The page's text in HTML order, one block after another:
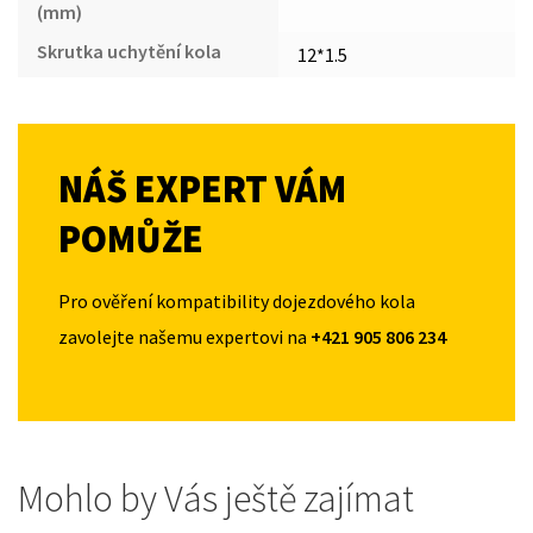
(mm)
Skrutka uchytění kola
12*1.5
NÁŠ EXPERT VÁM
POMŮŽE
Pro ověření kompatibility dojezdového kola
zavolejte našemu expertovi na +421 905 806 234
Mohlo by Vás ještě zajímat